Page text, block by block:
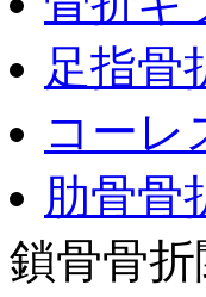
足指骨
コーレ
肋骨骨
鎖骨骨